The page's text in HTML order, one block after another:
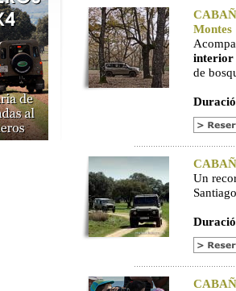
Montes
interior
de
Un